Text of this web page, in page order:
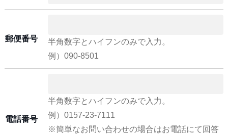
郵便番号
半角数字とハイフンのみで入力。
例）090-8501
電話番号
半角数字とハイフンのみで入力。
例）0157-23-7111
※簡単なお問い合わせの場合はお電話にて回答